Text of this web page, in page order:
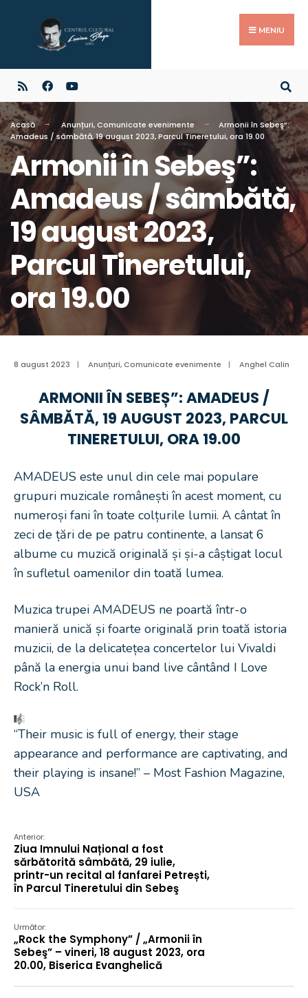
MENIU
Acasă Anunțuri,Comunicate evenimente
Armonii în Sebeş”:
Amadeus / sâmbătă, 19 august 2023, Parcul Tineretului, ora 19.00
Armonii în Sebeş”:
Amadeus / sâmbătă,
19 august 2023,
Parcul Tineretului,
ora 19.00
8 august 2023 | Anunțuri,Comunicate evenimente | Anghel Calin
ARMONII ÎN SEBEȘ”: AMADEUS /
SÂMBĂTĂ, 19 AUGUST 2023, PARCUL
TINERETULUI, ORA 19.00
AMADEUS este unul din cele mai populare
grupuri muzicale românești în acest moment, cu
numeroși fani în toate colțurile lumii. A cântat în
zeci de țări de pe patru continente, a lansat 6
albume cu muzică originală și și-a câștigat locul
în sufletul oamenilor din toată lumea.
Muzica trupei AMADEUS ne poartă într-o
manieră unică și foarte originală prin toată istoria
muzicii, de la delicatețea concertelor lui Vivaldi
până la energia unui band live cântând I Love
Rock’n Roll.
“Their music is full of energy, their stage
appearance and performance are captivating, and
their playing is insane!” – Most Fashion Magazine,
USA
Anterior:
Ziua Imnului Național a fost
sărbătorită sâmbătă, 29 iulie,
printr-un recital al fanfarei Petrești,
în Parcul Tineretului din Sebeş
Următor:
„Rock the Symphony” / „Armonii în
Sebeş” – vineri, 18 august 2023, ora
20.00, Biserica Evanghelică